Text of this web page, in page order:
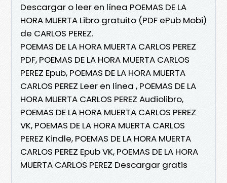
Descargar o leer en línea POEMAS DE LA
HORA MUERTA Libro gratuito (PDF ePub Mobi)
de CARLOS PEREZ.
POEMAS DE LA HORA MUERTA CARLOS PEREZ
PDF, POEMAS DE LA HORA MUERTA CARLOS
PEREZ Epub, POEMAS DE LA HORA MUERTA
CARLOS PEREZ Leer en línea , POEMAS DE LA
HORA MUERTA CARLOS PEREZ Audiolibro,
POEMAS DE LA HORA MUERTA CARLOS PEREZ
VK, POEMAS DE LA HORA MUERTA CARLOS
PEREZ Kindle, POEMAS DE LA HORA MUERTA
CARLOS PEREZ Epub VK, POEMAS DE LA HORA
MUERTA CARLOS PEREZ Descargar gratis